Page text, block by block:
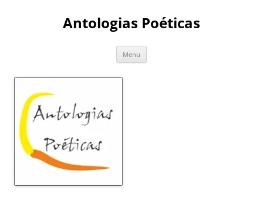
Antologias Poéticas
Menu